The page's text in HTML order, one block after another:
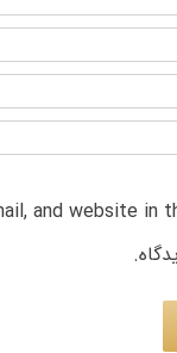
and website in